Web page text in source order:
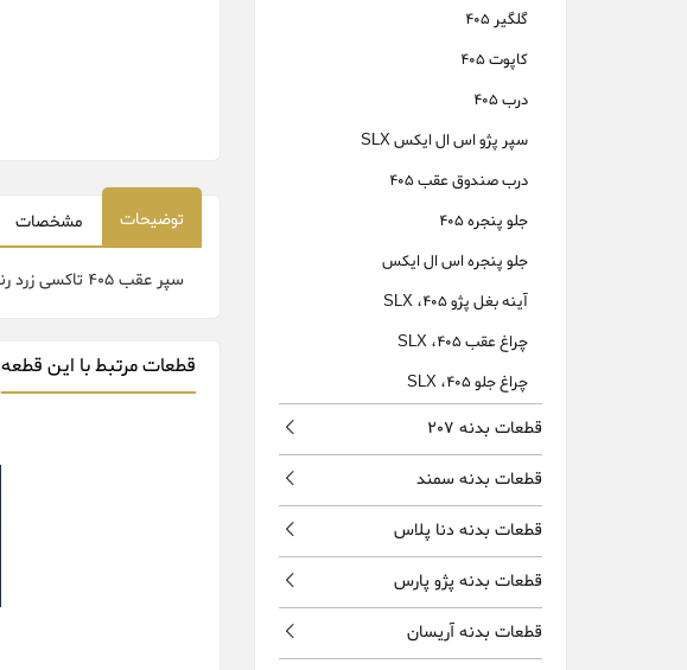
توضیحات مشخصات
سپر عقب 405 تاکسی زرد رنگ محصول شرکت مهرخواه برند اصلی مورد تایید ایران خودرو.
قطعات مرتبط با این قطعه
گلگیر 405
کاپوت 405
درب 405
سپر پژو اس ال ایکس SLX
درب صندوق عقب 405
جلو پنجره 405
جلو پنجره اس ال ایکس
آینه بغل پژو 405، SLX
چراغ عقب 405، SLX
چراغ جلو 405، SLX
قطعات بدنه 207
قطعات بدنه سمند
قطعات بدنه دنا پلاس
قطعات بدنه پژو پارس
قطعات بدنه آریسان